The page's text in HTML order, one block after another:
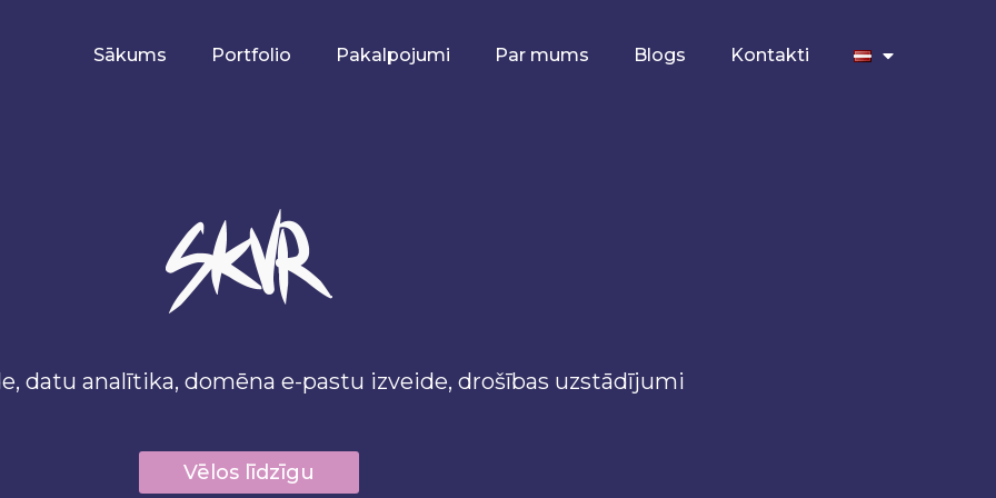
Sākums Portfolio Pakalpojumi Par mums Blogs Kontakti
datu analītika, domēna e-pastu izveide, drošības uzstādījumi
Vēlos līdzīgu